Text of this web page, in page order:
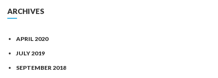
ARCHIVES
APRIL 2020
JULY 2019
SEPTEMBER 2018